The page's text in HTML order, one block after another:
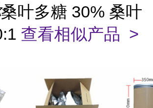
桑叶多糖 30% 桑叶
查看相似产品 >